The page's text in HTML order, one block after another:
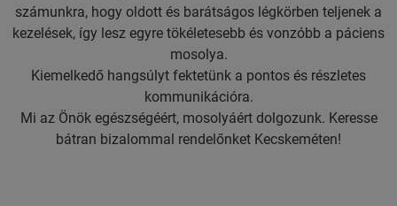
számunkra, hogy oldott és barátságos légkörben teljenek a
kezelések, így lesz egyre tökéletesebb és vonzóbb a páciens
mosolya.
Kiemelkedő hangsúlyt fektetünk a pontos és részletes
kommunikációra.
Mi az Önök egészségéért, mosolyáért dolgozunk. Keresse
bátran bizalommal rendelőnket Kecskeméten!